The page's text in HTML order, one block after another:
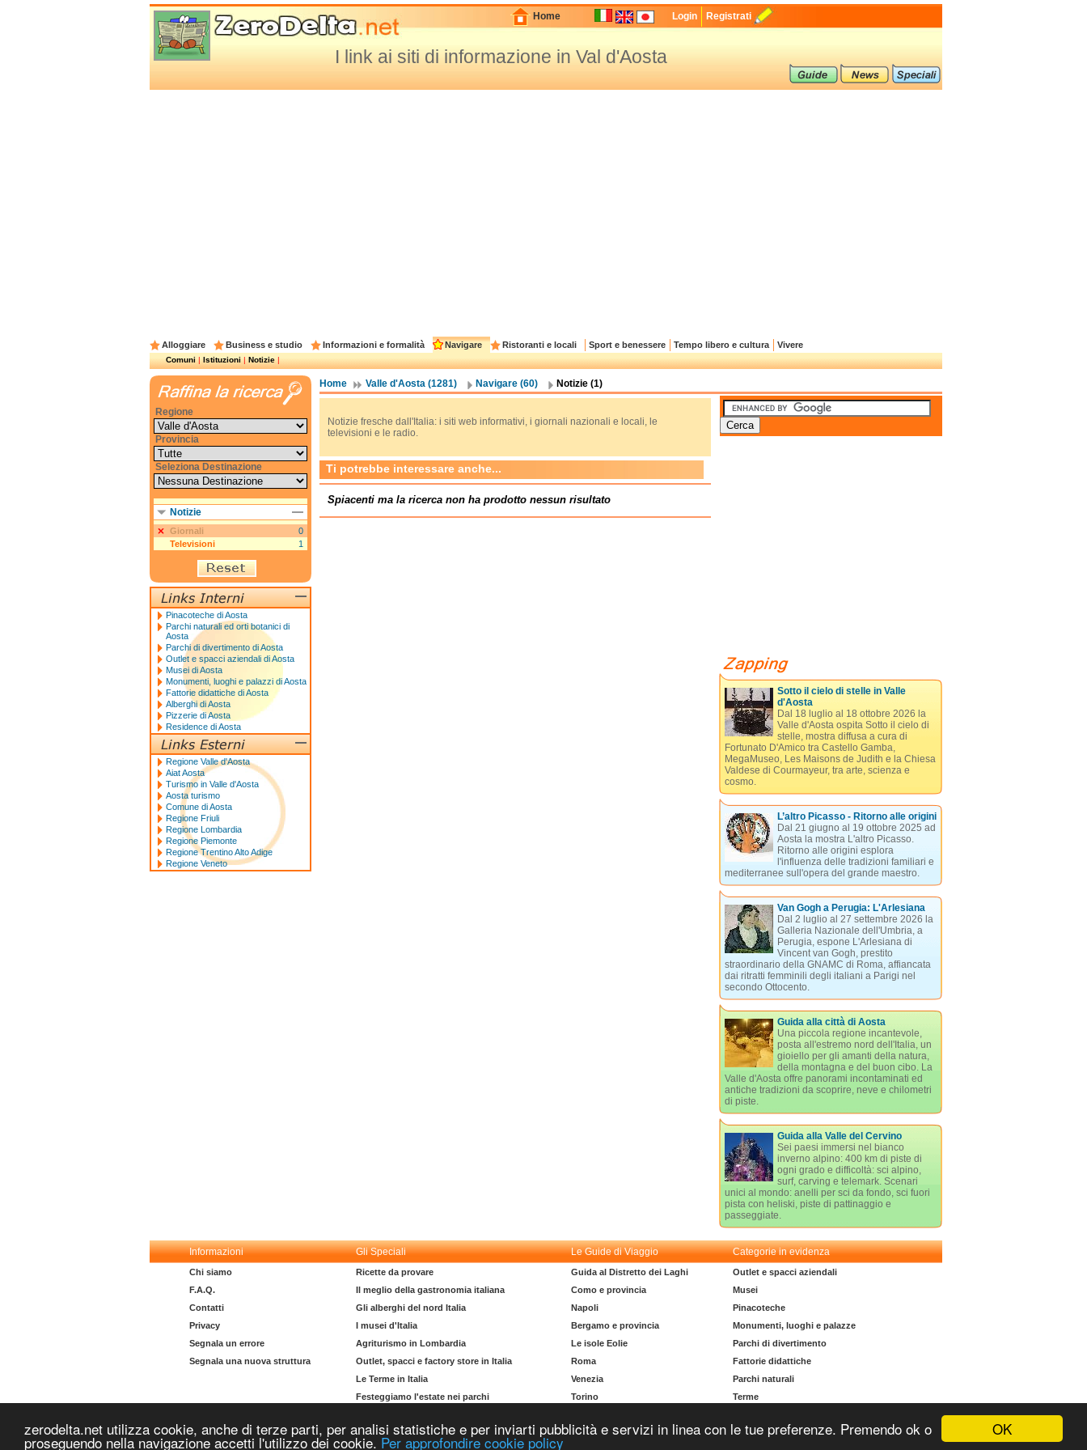
OK
zerodelta.net utilizza cookie, anche di terze parti, per analisi statistiche e per inviarti pubblicità e servizi in linea con le tue preferenze. Premendo ok o
proseguendo nella navigazione accetti l'utilizzo dei cookie. Per approfondire cookie policy
Home Login Registrati
I link ai siti di informazione in Val d'Aosta
Alloggiare Business e studio Informazioni e formalità Navigare Ristoranti e locali Sport e benessere Tempo libero e cultura Vivere
Comuni|Istituzioni|Notizie|
Home Valle d'Aosta (1281) Navigare (60) Notizie (1)
Notizie fresche dall'Italia: i siti web informativi, i giornali nazionali e locali, le
televisioni e le radio.
Ti potrebbe interessare anche...
Spiacenti ma la ricerca non ha prodotto nessun risultato
Sotto il cielo di stelle in Valle
d'Aosta
Dal 18 luglio al 18 ottobre 2026 la
Valle d'Aosta ospita Sotto il cielo di
stelle, mostra diffusa a cura di
Fortunato D'Amico tra Castello Gamba,
MegaMuseo, Les Maisons de Judith e la Chiesa
Valdese di Courmayeur, tra arte, scienza e
cosmo.
L’altro Picasso - Ritorno alle origini
Dal 21 giugno al 19 ottobre 2025 ad
Aosta la mostra L'altro Picasso.
Ritorno alle origini esplora
l'influenza delle tradizioni familiari e
mediterranee sull'opera del grande maestro.
Van Gogh a Perugia: L'Arlesiana
Dal 2 luglio al 27 settembre 2026 la
Galleria Nazionale dell'Umbria, a
Perugia, espone L'Arlesiana di
Vincent van Gogh, prestito
straordinario della GNAMC di Roma, affiancata
dai ritratti femminili degli italiani a Parigi nel
secondo Ottocento.
Guida alla città di Aosta
Una piccola regione incantevole,
posta all'estremo nord dell'Italia, un
gioiello per gli amanti della natura,
della montagna e del buon cibo. La
Valle d'Aosta offre panorami incontaminati ed
antiche tradizioni da scoprire, neve e chilometri
di piste.
Guida alla Valle del Cervino
Sei paesi immersi nel bianco
inverno alpino: 400 km di piste di
ogni grado e difficoltà: sci alpino,
surf, carving e telemark. Scenari
unici al mondo: anelli per sci da fondo, sci fuori
pista con heliski, piste di pattinaggio e
passeggiate.
Regione
Provincia
Seleziona Destinazione
Notizie
Giornali
0
Televisioni
1
Pinacoteche di Aosta
Parchi naturali ed orti botanici di
Aosta
Parchi di divertimento di Aosta
Outlet e spacci aziendali di Aosta
Musei di Aosta
Monumenti, luoghi e palazzi di Aosta
Fattorie didattiche di Aosta
Alberghi di Aosta
Pizzerie di Aosta
Residence di Aosta
Regione Valle d'Aosta
Aiat Aosta
Turismo in Valle d'Aosta
Aosta turismo
Comune di Aosta
Regione Friuli
Regione Lombardia
Regione Piemonte
Regione Trentino Alto Adige
Regione Veneto
Informazioni Gli Speciali Le Guide di Viaggio Categorie in evidenza
Chi siamo
F.A.Q.
Contatti
Privacy
Segnala un errore
Segnala una nuova struttura
Ricette da provare
Il meglio della gastronomia italiana
Gli alberghi del nord Italia
I musei d'Italia
Agriturismo in Lombardia
Outlet, spacci e factory store in Italia
Le Terme in Italia
Festeggiamo l'estate nei parchi
Guida al Distretto dei Laghi
Como e provincia
Napoli
Bergamo e provincia
Le isole Eolie
Roma
Venezia
Torino
Outlet e spacci aziendali
Musei
Pinacoteche
Monumenti, luoghi e palazze
Parchi di divertimento
Fattorie didattiche
Parchi naturali
Terme
Copyright © 2004-2026 Supero Ltd, Malta MT 2105-2906 Tutti i diritti riservati.